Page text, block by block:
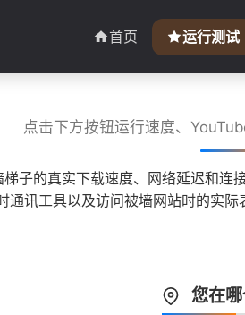
首页 运行测试
点击下方按钮运行速度、
子的真实下载速度、网络延迟和
讯工具以及访问被墙网站时的实
您在哪